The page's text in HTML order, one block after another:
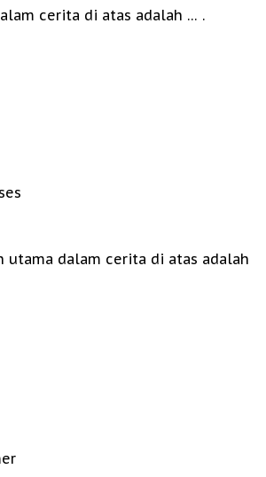
cerita di atas adalah … .
utama dalam cerita di atas adalah